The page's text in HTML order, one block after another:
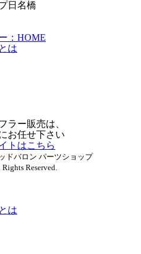
：HOME
は
ラー販売は、
お任せ下さい
トはこちら
ドバロン パーツショップ
Reserved.
は